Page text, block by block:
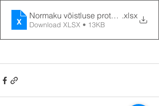
Normaku võistluse protokoll.xlsx
Download XLSX • 13KB